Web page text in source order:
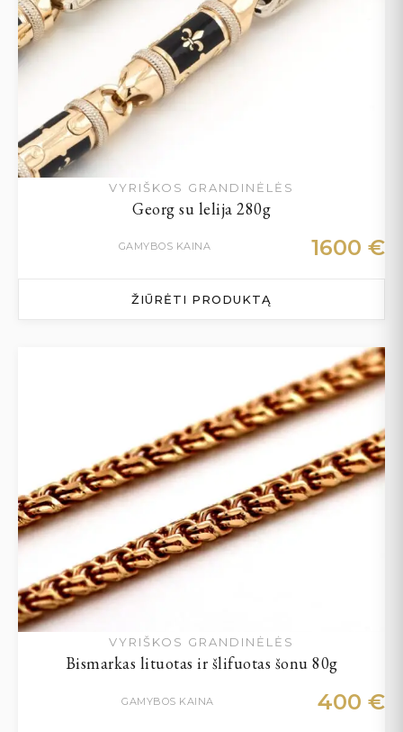
VYRIŠKOS GRANDINĖLĖS
Georg su lelija 280g
GAMYBOS KAINA 1600 €
ŽIŪRĖTI PRODUKTĄ
VYRIŠKOS GRANDINĖLĖS
Bismarkas lituotas ir šlifuotas šonu 80g
GAMYBOS KAINA 400 €